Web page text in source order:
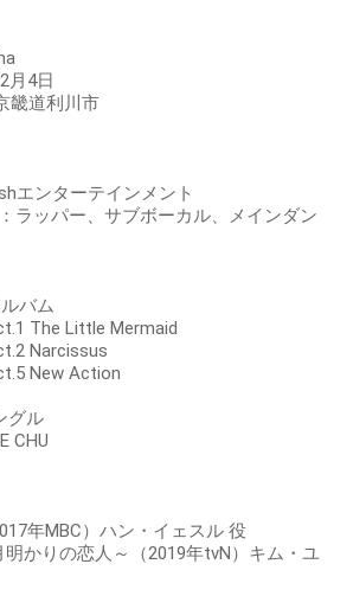
月4日
畿道利川市
エンターテインメント
ラッパー、サブボーカル、メインダン
バム
The Little Mermaid
Narcissus
New Action
グル
CHU
年MBC）ハン・イェスル 役
かりの恋人～（2019年tvN）キム・ユ